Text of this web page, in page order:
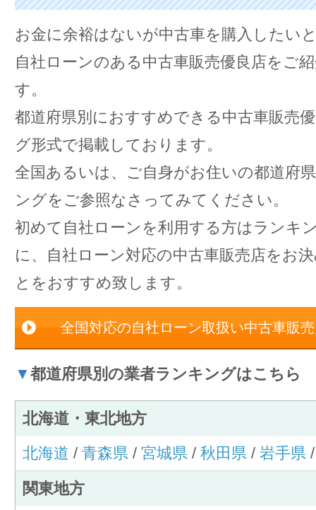
お金に余裕はないが中古車を購入したい
自社ローンのある中古車販売優良店をご
す。
都道府県別におすすめできる中古車販売
グ形式で掲載しております。
全国あるいは、ご自身がお住いの都道府
ングをご参照なさってみてください。
初めて自社ローンを利用する方はランキ
に、自社ローン対応の中古車販売店をお
とをおすすめ致します。
全国対応の自社ローン取扱い中古車販
▼ 都道府県別の業者ランキングはこちら
北海道・東北地方
北海道 / 青森県/ 宮城県/ 秋田県/ 岩手県
関東地方